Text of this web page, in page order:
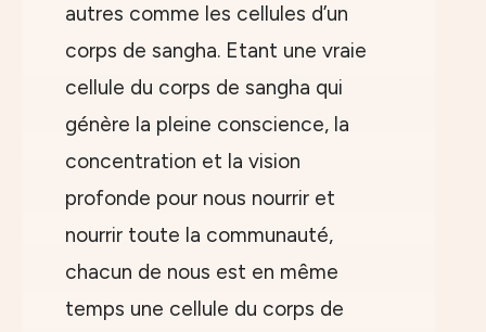
autres comme les cellules d’un
corps de sangha. Etant une vraie
cellule du corps de sangha qui
génère la pleine conscience, la
concentration et la vision
profonde pour nous nourrir et
nourrir toute la communauté,
chacun de nous est en même
temps une cellule du corps de